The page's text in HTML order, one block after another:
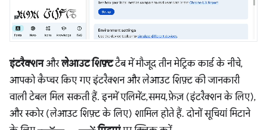
इंटरैक्शनऔरलेआउट शिफ़्टटैब में मौजूद तीन मेट्रिक कार्ड के नीचे,
आपको कैप्चर किए गए इंटरैक्शन और लेआउट शिफ़्ट की जानकारी
वाली टेबल मिल सकती हैं. इनमें एलिमेंट, समय, फ़ेज़ (इंटरैक्शन के लिए),
और स्कोर (लेआउट शिफ़्ट के लिए) शामिल होते हैं. दोनों सूचियां मिटाने